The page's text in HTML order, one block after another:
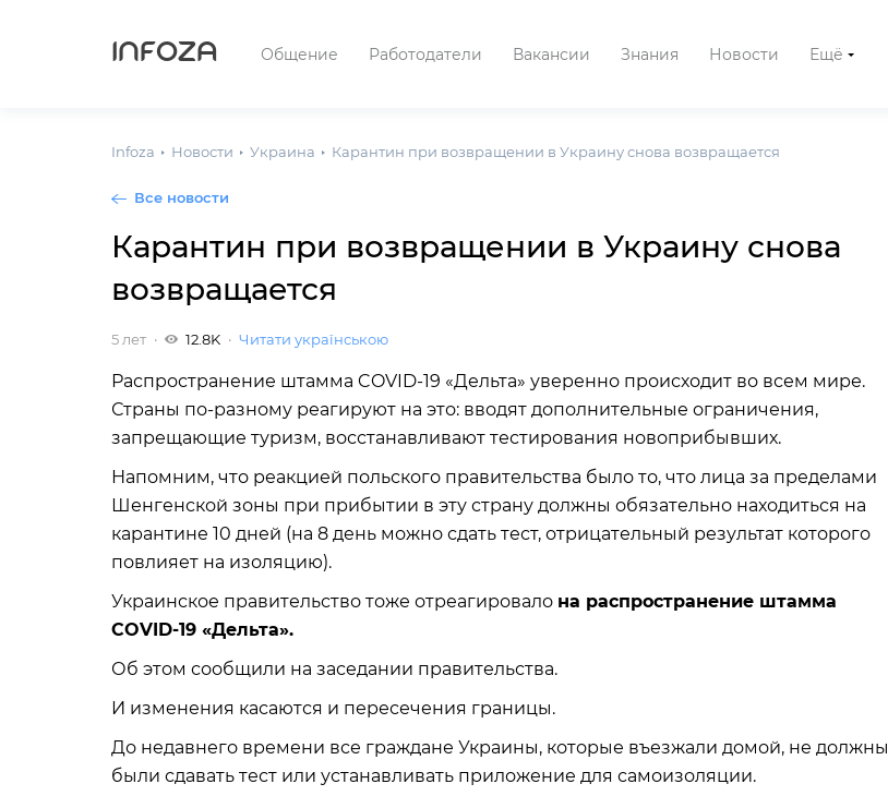
INFOZA Общение Работодатели Вакансии Знания Новости Ещё
Infoza Новости Украина Карантин при возвращении в Украину снова возвращается
Все новости
Карантин при возвращении в Украину снова
возвращается
5 лет 12.8K Читати українською
Распространение штамма COVID-19 «Дельта» уверенно происходит во всем мире.
Страны по-разному реагируют на это: вводят дополнительные ограничения,
запрещающие туризм, восстанавливают тестирования новоприбывших.
Напомним, что реакцией польского правительства было то, что лица за пределами
Шенгенской зоны при прибытии в эту страну должны обязательно находиться на
карантине 10 дней (на 8 день можно сдать тест, отрицательный результат которого
повлияет на изоляцию).
Украинское правительство тоже отреагировало на распространение штамма
COVID-19 «Дельта».
Об этом сообщили на заседании правительства.
И изменения касаются и пересечения границы.
До недавнего времени все граждане Украины, которые въезжали домой, не должны
были сдавать тест или устанавливать приложение для самоизоляции.